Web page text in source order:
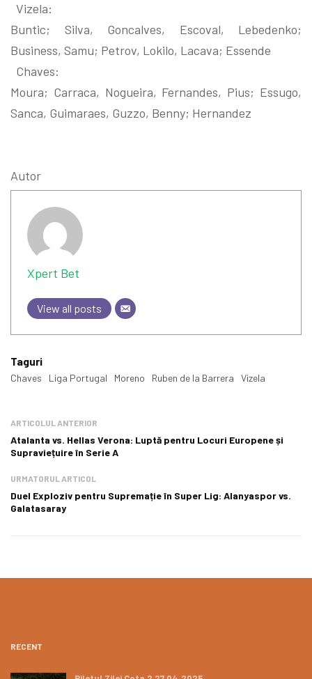
Vizela:
Buntic; Silva, Goncalves, Escoval, Lebedenko;
Business, Samu; Petrov, Lokilo, Lacava; Essende
Chaves:
Moura; Carraca, Nogueira, Fernandes, Pius; Essugo,
Sanca, Guimaraes, Guzzo, Benny; Hernandez
Autor
Xpert Bet
View all posts
Taguri
Chaves Liga Portugal Moreno Ruben de la Barrera Vizela
ARTICOLUL ANTERIOR
Atalanta vs. Hellas Verona: Luptă pentru Locuri Europene și
Supraviețuire în Serie A
URMATORUL ARTICOL
Duel Exploziv pentru Supremație în Super Lig: Alanyaspor vs.
Galatasaray
RECENT